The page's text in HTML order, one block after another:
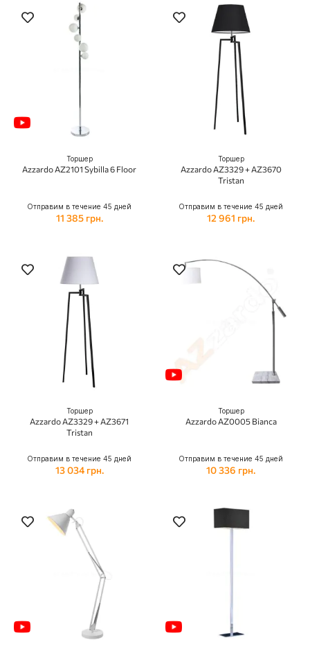
Торшер
Azzardo AZ2101 Sybilla 6 Floor
Отправим в течение 45 дней
11 385 грн.
Торшер
Azzardo AZ3329 + AZ3670
Tristan
Отправим в течение 45 дней
12 961 грн.
Торшер
Azzardo AZ3329 + AZ3671
Tristan
Отправим в течение 45 дней
13 034 грн.
Торшер
Azzardo AZ0005 Bianca
Отправим в течение 45 дней
10 336 грн.